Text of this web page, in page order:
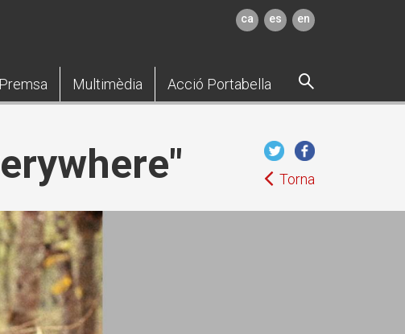
ca es en
Premsa Multimèdia Acció Portabella
Torna